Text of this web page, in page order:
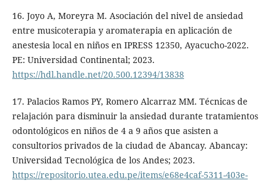
16. Joyo A, Moreyra M. Asociación del nivel de ansiedad
entre musicoterapia y aromaterapia en aplicación de
anestesia local en niños en IPRESS 12350, Ayacucho-2022.
PE: Universidad Continental; 2023.
https://hdl.handle.net/20.500.12394/13838
17. Palacios Ramos PY, Romero Alcarraz MM. Técnicas de
relajación para disminuir la ansiedad durante tratamientos
odontológicos en niños de 4 a 9 años que asisten a
consultorios privados de la ciudad de Abancay. Abancay:
Universidad Tecnológica de los Andes; 2023.
https://repositorio.utea.edu.pe/items/e68e4caf-5311-403e-